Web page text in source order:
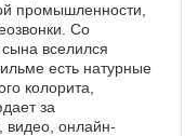
промышленности,
Со
вселился
есть натурные
колорита,
за
видео, онлайн-